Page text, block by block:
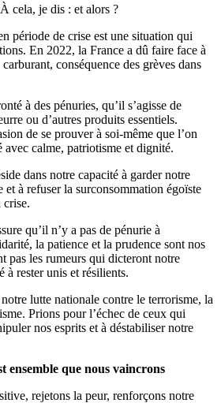
cela, je dis : et alors ?
période de crise est une situation qui
En 2022, la France a dû faire face à
conséquence des grèves dans
à des pénuries, qu’il s’agisse de
ou d’autres produits essentiels.
de se prouver à soi-même que l’on
avec calme, patriotisme et dignité.
dans notre capacité à garder notre
et à refuser la surconsommation égoïste
crise.
qu’il n’y a pas de pénurie à
la patience et la prudence sont nos
pas les rumeurs qui dicteront notre
à rester unis et résilients.
lutte nationale contre le terrorisme, la
Prions pour l’échec de ceux qui
nos esprits et à déstabiliser notre
ensemble que nous vaincrons
rejetons la peur, renforçons notre